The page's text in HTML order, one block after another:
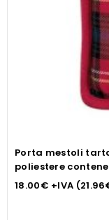
Porta mestoli
poliestere
cm 70×50
18.00€ +IVA (21.96